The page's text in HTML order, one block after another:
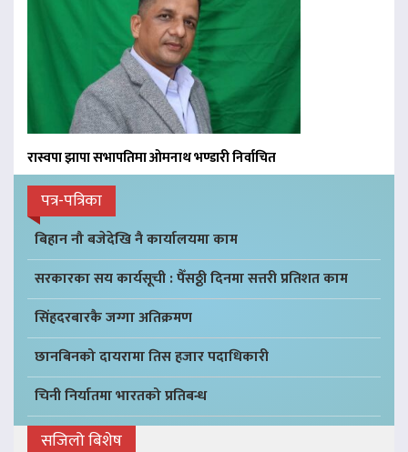
रास्वपा झापा सभापतिमा ओमनाथ भण्डारी निर्वाचित
पत्र-पत्रिका
बिहान नौ बजेदेखि नै कार्यालयमा काम
सरकारका सय कार्यसूची : पैँसठ्ठी दिनमा सत्तरी प्रतिशत काम
सिंहदरबारकै जग्गा अतिक्रमण
छानबिनको दायरामा तिस हजार पदाधिकारी
चिनी निर्यातमा भारतको प्रतिबन्ध
सजिलो बिशेष